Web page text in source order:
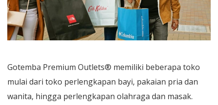
Gotemba Premium Outlets® memiliki beberapa toko
mulai dari toko perlengkapan bayi, pakaian pria dan
wanita, hingga perlengkapan olahraga dan masak.